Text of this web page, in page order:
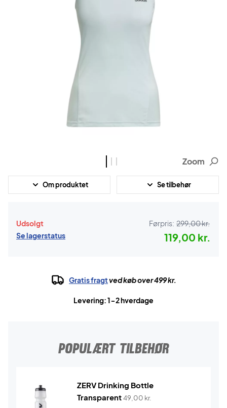
Zoom
Om produktet Se tilbehør
Udsolgt
Se lagerstatus
Førpris: 299,00 kr.
119,00 kr.
Gratis fragtved køb over 499 kr.
Levering: 1-2 hverdage
POPULÆRT TILBEHØR
ZERV Drinking Bottle
Transparent49,00 kr.